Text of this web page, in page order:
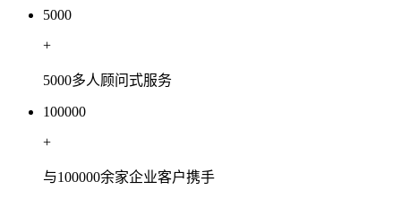
5000
+
5000多人顾问式服务
100000
+
与100000余家企业客户携手